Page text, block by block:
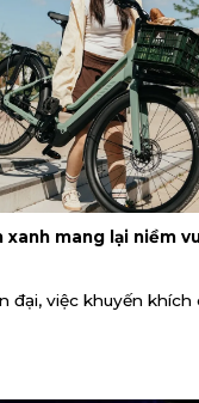
xanh mang lại niềm
đại, việc khuyến khích